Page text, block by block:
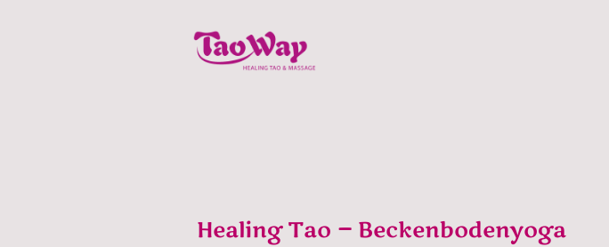
Healing Tao —Beckenbodenyoga